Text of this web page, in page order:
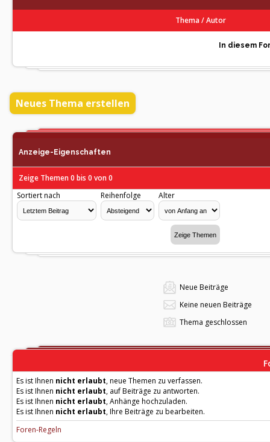
Thema/Autor
In diesem
Neues Thema erstellen
Anzeige-Eigenschaften
Zeige Themen 0 bis 0 von 0
Sortiert nach
Reihenfolge Alter
Neue Beiträge
Keine neuen Beiträge
Thema geschlossen
Es ist Ihnen nicht erlaubt, neue Themen zu verfassen.
Es ist Ihnen nicht erlaubt, auf Beiträge zu antworten.
Es ist Ihnen nicht erlaubt, Anhänge hochzuladen.
Es ist Ihnen nicht erlaubt, Ihre Beiträge zu bearbeiten.
Foren-Regeln